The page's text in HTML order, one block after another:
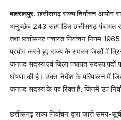
बलरामपुर: छत्तीसगढ़ राज्य निर्वाचन आयोग
अनुच्छेद 243 सहपाठित छत्तीसगढ़ पंचायत
तथा छत्तीसगढ़ पंचायत निर्वाचन नियम
प्रयोग करते हुए राज्य के समस्त जिलों में
जनपद सदस्य एवं जिला पंचायत सदस्य पदों
घोषणा की है। उक्त निर्देश के परिपालन में
जनपद सदस्य के पद रिक्त हैं, जिनमें उप
छत्तीसगढ़ राज्य निर्वाचन द्वारा जारी